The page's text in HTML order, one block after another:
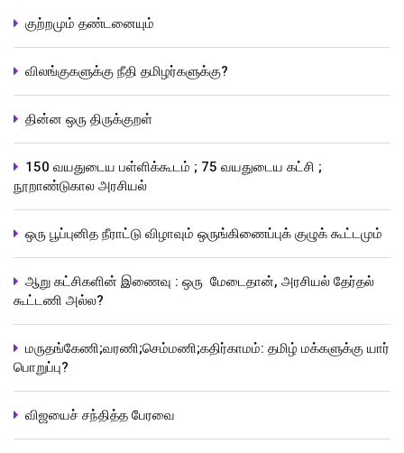
குற்றமும் தண்டனையும்
விலங்குகளுக்கு நீதி தமிழர்களுக்கு?
தின்ன ஒரு திருக்குறள்
150 வயதுடைய பள்ளிக்கூடம் ; 75 வயதுடைய கட்சி ;
நூறாண்டுகால அரசியல்
ஒரு பூப்புனித நீராட்டு விழாவும் ஒருங்கிணைப்புக் குழுக் கூட்டமும்
ஆறு கட்சிகளின் இணைவு : ஒரு மேடைதான், அரசியல் தேர்தல்
கூட்டணி அல்ல?
மருதங்கேணி;வரணி;செம்மணி;கதிர்காமம்: தமிழ் மக்களுக்கு யார்
பொறுப்பு?
விஜயைச் சந்தித்த பேரவை